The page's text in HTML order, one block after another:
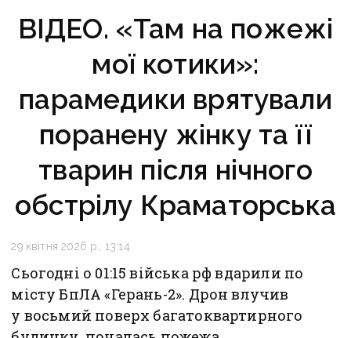
ВІДЕО. «Там на пожежі
мої котики»:
парамедики врятували
поранену жінку та її
тварин після нічного
обстрілу Краматорська
29 квітня 2026 р., 13:14
Сьогодні о 01:15 війська рф вдарили по
місту БпЛА «Герань-2». Дрон влучив
у восьмий поверх багатоквартирного